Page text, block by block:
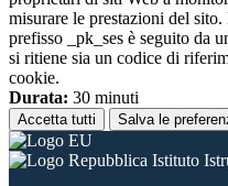
misurare le prestazioni del
prefisso _pk_ses è seguito da
si ritiene sia un codice di
cookie.
Durata: 30 minuti
Accetta tutti Salva le
Istituto